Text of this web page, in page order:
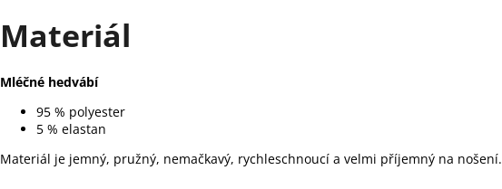
Materiál
Mléčné hedvábí
95 % polyester
5 % elastan
Materiál je jemný, pružný, nemačkavý, rychleschnoucí a velmi příjemný na nošení.